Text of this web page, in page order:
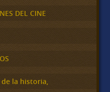
DEL CINE
la historia,